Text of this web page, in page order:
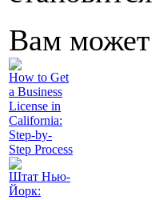
Вам может
How to Get
a Business
License in
California:
Step-by-
Step Process
Штат Нью-
Йорк: